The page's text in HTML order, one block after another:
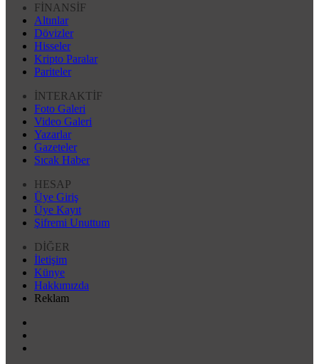
FİNANSİF
Altınlar
Dövizler
Hisseler
Kripto Paralar
Pariteler
İNTERAKTİF
Foto Galeri
Video Galeri
Yazarlar
Gazeteler
Sıcak Haber
HESAP
Üye Giriş
Üye Kayıt
Şifremi Unuttum
DİĞER
İletişim
Künye
Hakkımızda
Reklam